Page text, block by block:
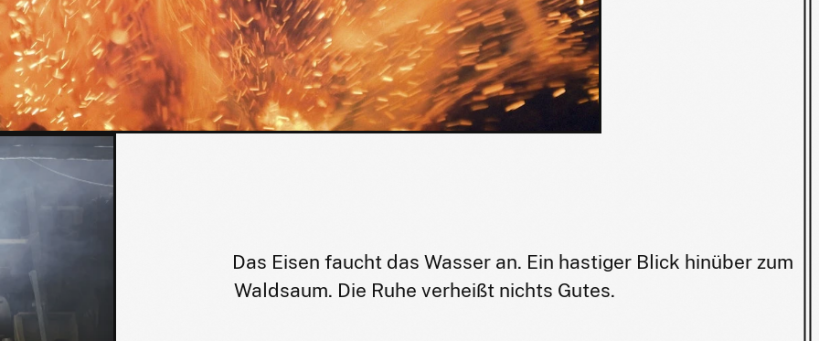
Das Eisen faucht das Wasser an. Ein hastiger Blick hinüber zum
Waldsaum. Die Ruhe verheißt nichts Gutes.